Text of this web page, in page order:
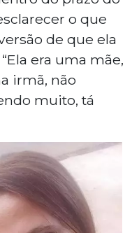
o que
de que ela
era uma mãe,
irmã, não
muito, tá